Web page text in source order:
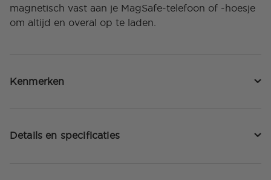
magnetisch vast aan je MagSafe-telefoon of -hoesje
om altijd en overal op te laden.
Kenmerken
Details en specificaties